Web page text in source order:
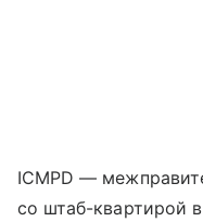
ICMPD —
со штаб-квартирой